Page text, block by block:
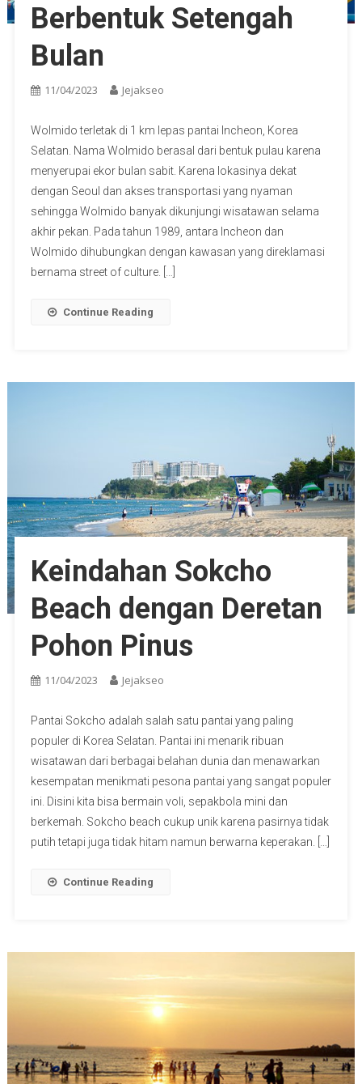
Berbentuk Setengah
Bulan
11/04/2023 Jejakseo
Wolmido terletak di 1 km lepas pantai Incheon, Korea
Selatan. Nama Wolmido berasal dari bentuk pulau karena
menyerupai ekor bulan sabit. Karena lokasinya dekat
dengan Seoul dan akses transportasi yang nyaman
sehingga Wolmido banyak dikunjungi wisatawan selama
akhir pekan. Pada tahun 1989, antara Incheon dan
Wolmido dihubungkan dengan kawasan yang direklamasi
bernama street of culture. […]
Continue Reading
Keindahan Sokcho
Beach dengan Deretan
Pohon Pinus
11/04/2023 Jejakseo
Pantai Sokcho adalah salah satu pantai yang paling
populer di Korea Selatan. Pantai ini menarik ribuan
wisatawan dari berbagai belahan dunia dan menawarkan
kesempatan menikmati pesona pantai yang sangat populer
ini. Disini kita bisa bermain voli, sepakbola mini dan
berkemah. Sokcho beach cukup unik karena pasirnya tidak
putih tetapi juga tidak hitam namun berwarna keperakan. […]
Continue Reading